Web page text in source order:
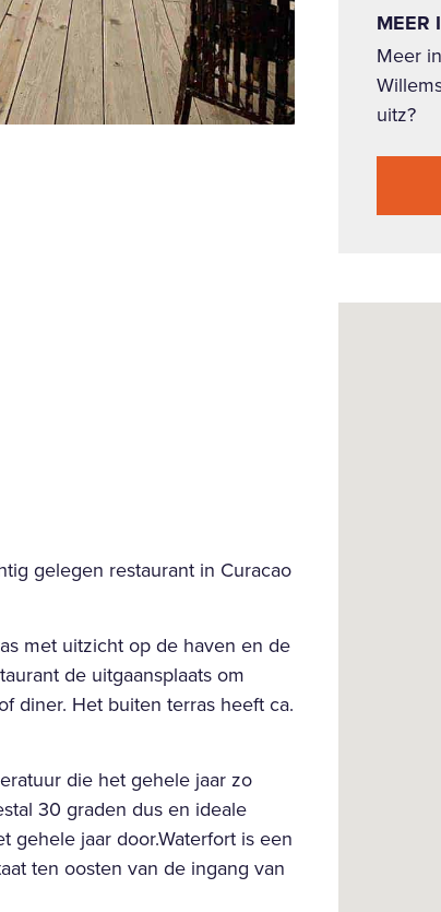
gelegen restaurant in Curacao
met uitzicht op de haven en de
de uitgaansplaats om
diner. Het buiten terras heeft ca.
die het gehele jaar zo
30 graden dus en ideale
jaar door.Waterfort is een
ten oosten van de ingang van
MEER
Meer
uitz?